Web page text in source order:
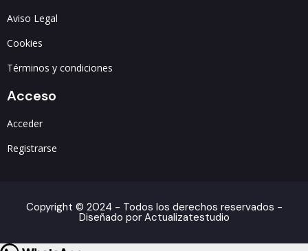
Aviso Legal
Cookies
Términos y condiciones
Acceso
Acceder
Registrarse
Copyright © 2024 - Todos los derechos reservados -
Diseñado por Actualizatestudio